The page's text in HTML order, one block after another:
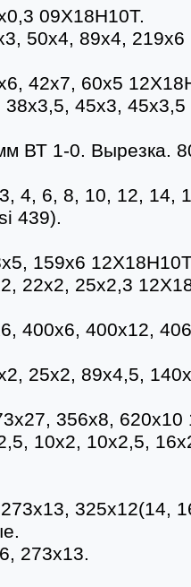
09Х18Н10Т.
50х4, 89х4,
42х7, 60х5
45х3, 45х3,5
ВТ 1-0. Вырезка.
4, 6, 8, 10, 12, 14,
439).
159х6
22х2, 25х2,3
400х6, 400х12,
25х2, 89х4,5,
356х8,
10х2, 10х2,5,
325х12(14,
273х13.